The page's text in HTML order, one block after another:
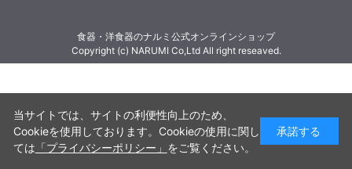
食器・洋食器のナルミ公式オンラインショップ
Copyright (c) NARUMI Co,Ltd All right reseaved.
当サイトでは、サイトの利便性向上のため、
Cookieを使用しております。Cookieの使用に関し
ては 「プライバシーポリシー」 をご覧ください。
承諾する